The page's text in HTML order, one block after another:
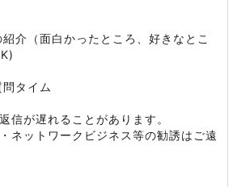
紹介（面白かったところ、好きなとこ
問タイム
信が遅れることがあります。
ネットワークビジネス等の勧誘はご遠